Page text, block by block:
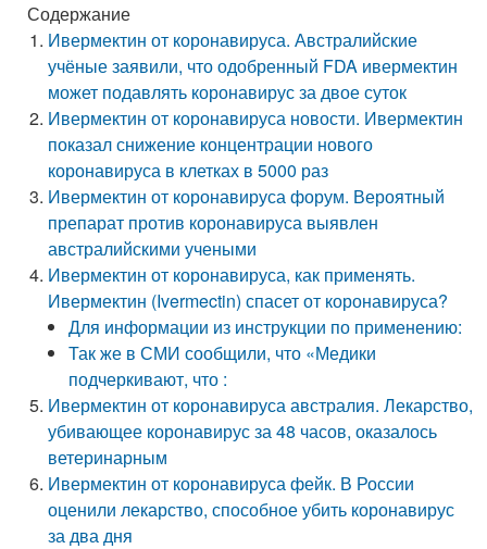
Содержание
Ивермектин от коронавируса. Австралийские
учёные заявили, что одобренный FDA ивермектин
может подавлять коронавирус за двое суток
Ивермектин от коронавируса новости. Ивермектин
показал снижение концентрации нового
коронавируса в клетках в 5000 раз
Ивермектин от коронавируса форум. Вероятный
препарат против коронавируса выявлен
австралийскими учеными
Ивермектин от коронавируса, как применять.
Ивермектин (Ivermectin) спасет от коронавируса?
Для информации из инструкции по применению:
Так же в СМИ сообщили, что «Медики
подчеркивают, что :
Ивермектин от коронавируса австралия. Лекарство,
убивающее коронавирус за 48 часов, оказалось
ветеринарным
Ивермектин от коронавируса фейк. В России
оценили лекарство, способное убить коронавирус
за два дня